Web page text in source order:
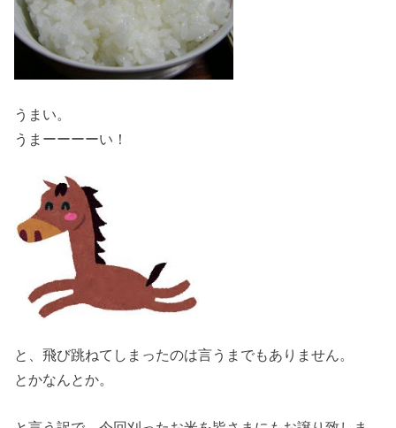
うまい。
うまーーーーい！
と、飛び跳ねてしまったのは言うまでもありません。
とかなんとか。